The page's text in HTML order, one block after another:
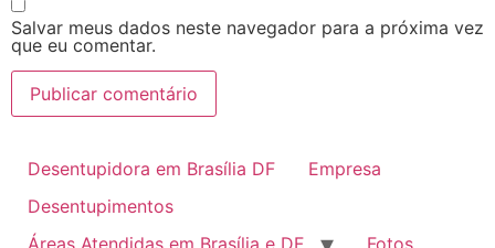
Salvar meus dados neste navegador para a próxima vez
que eu comentar.
Desentupidora em Brasília DF
Empresa
Desentupimentos